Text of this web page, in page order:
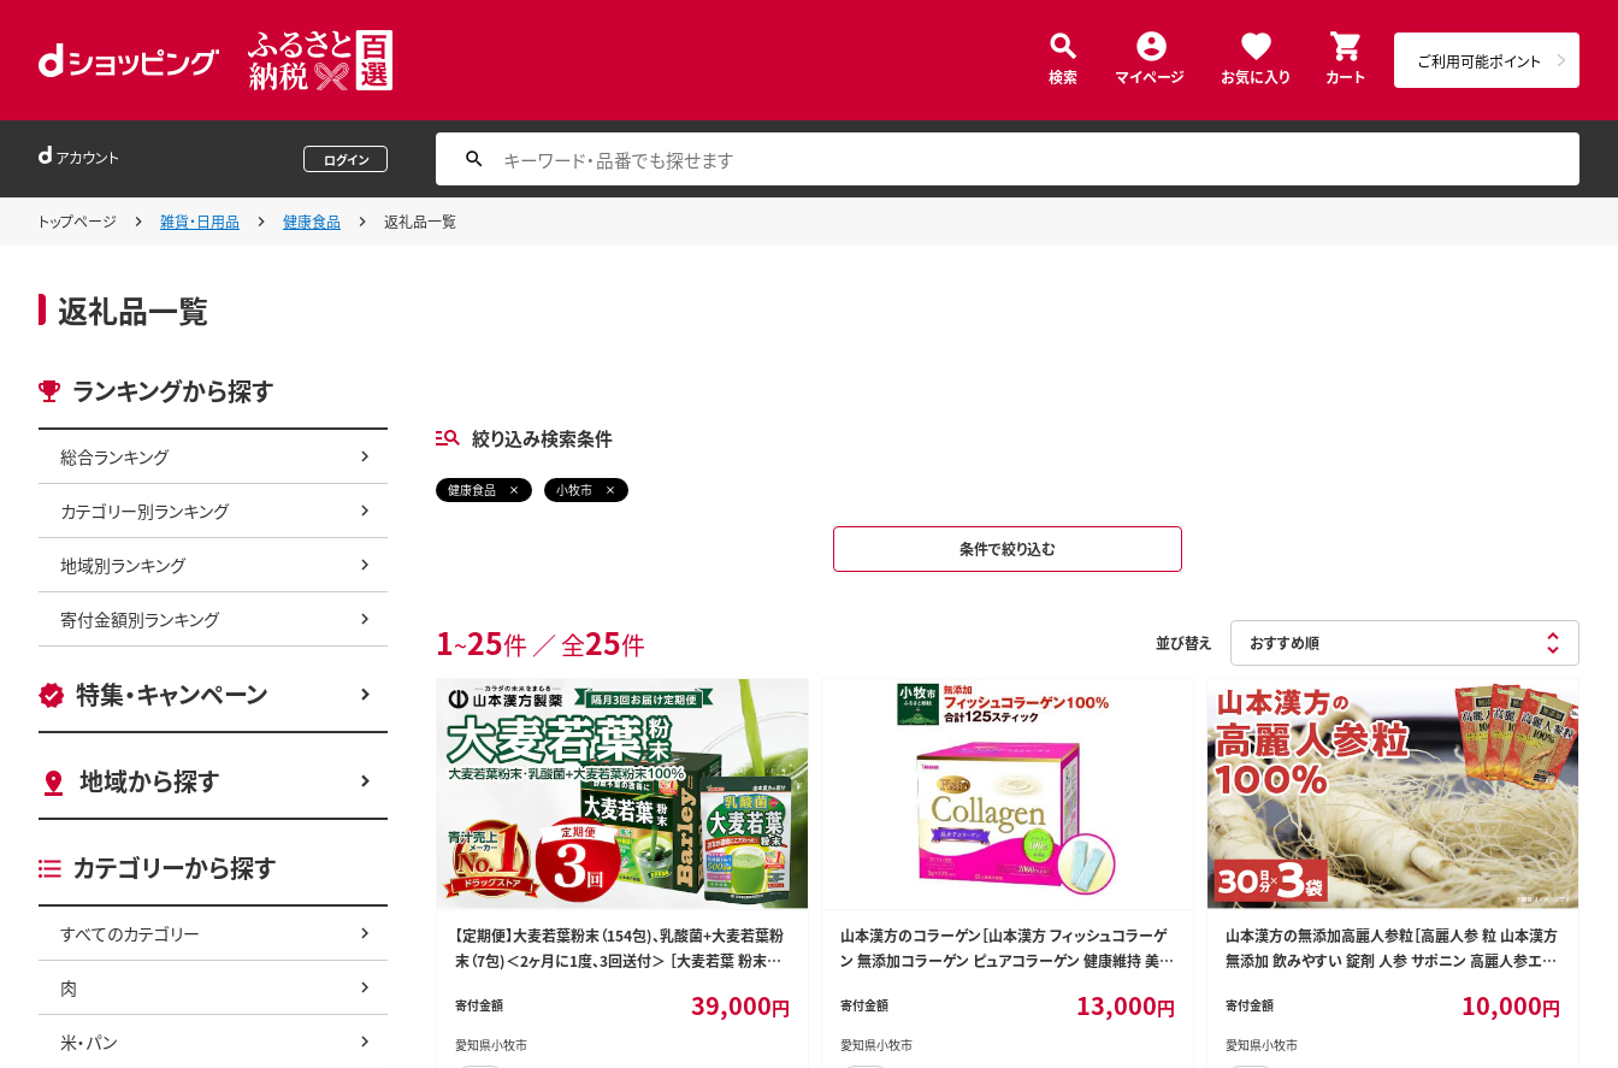
検索 マイページ お気に入り カート
ご利用可能ポイント
アカウント ログイン
トップページ 雑貨・日用品 健康食品 返礼品一覧
返礼品一覧
ランキングから探す
総合ランキング
カテゴリー別ランキング
地域別ランキング
寄付金額別ランキング
特集・キャンペーン
地域から探す
カテゴリーから探す
すべてのカテゴリー
肉
米・パン
絞り込み検索条件
健康食品 小牧市
条件で絞り込む
1~25件 ／ 全25件 並び替え
【定期便】大麦若葉粉末（154包)、乳酸菌+大麦若葉粉
末（7包)＜2ヶ月に1度、3回送付＞ ［大麦若葉 粉末大
毎日青汁 定期便］[027Y09-T]
寄付金額 39,000円
愛知県小牧市
山本漢方のコラーゲン［山本漢方 フィッシュコラーゲ
ン 無添加コラーゲン ピュアコラーゲン 健康維持 美容
寄付金額 13,000円
愛知県小牧市
山本漢方の無添加高麗人参粒［高麗人参 粒 山本漢方
無添加 飲みやすい 錠剤 人参 サポニン 高麗人参エキ
新陳代謝 健康 美容 サプリ サプリメント タブレット 人
気高麗人参］[027Y03]
寄付金額 10,000円
愛知県小牧市